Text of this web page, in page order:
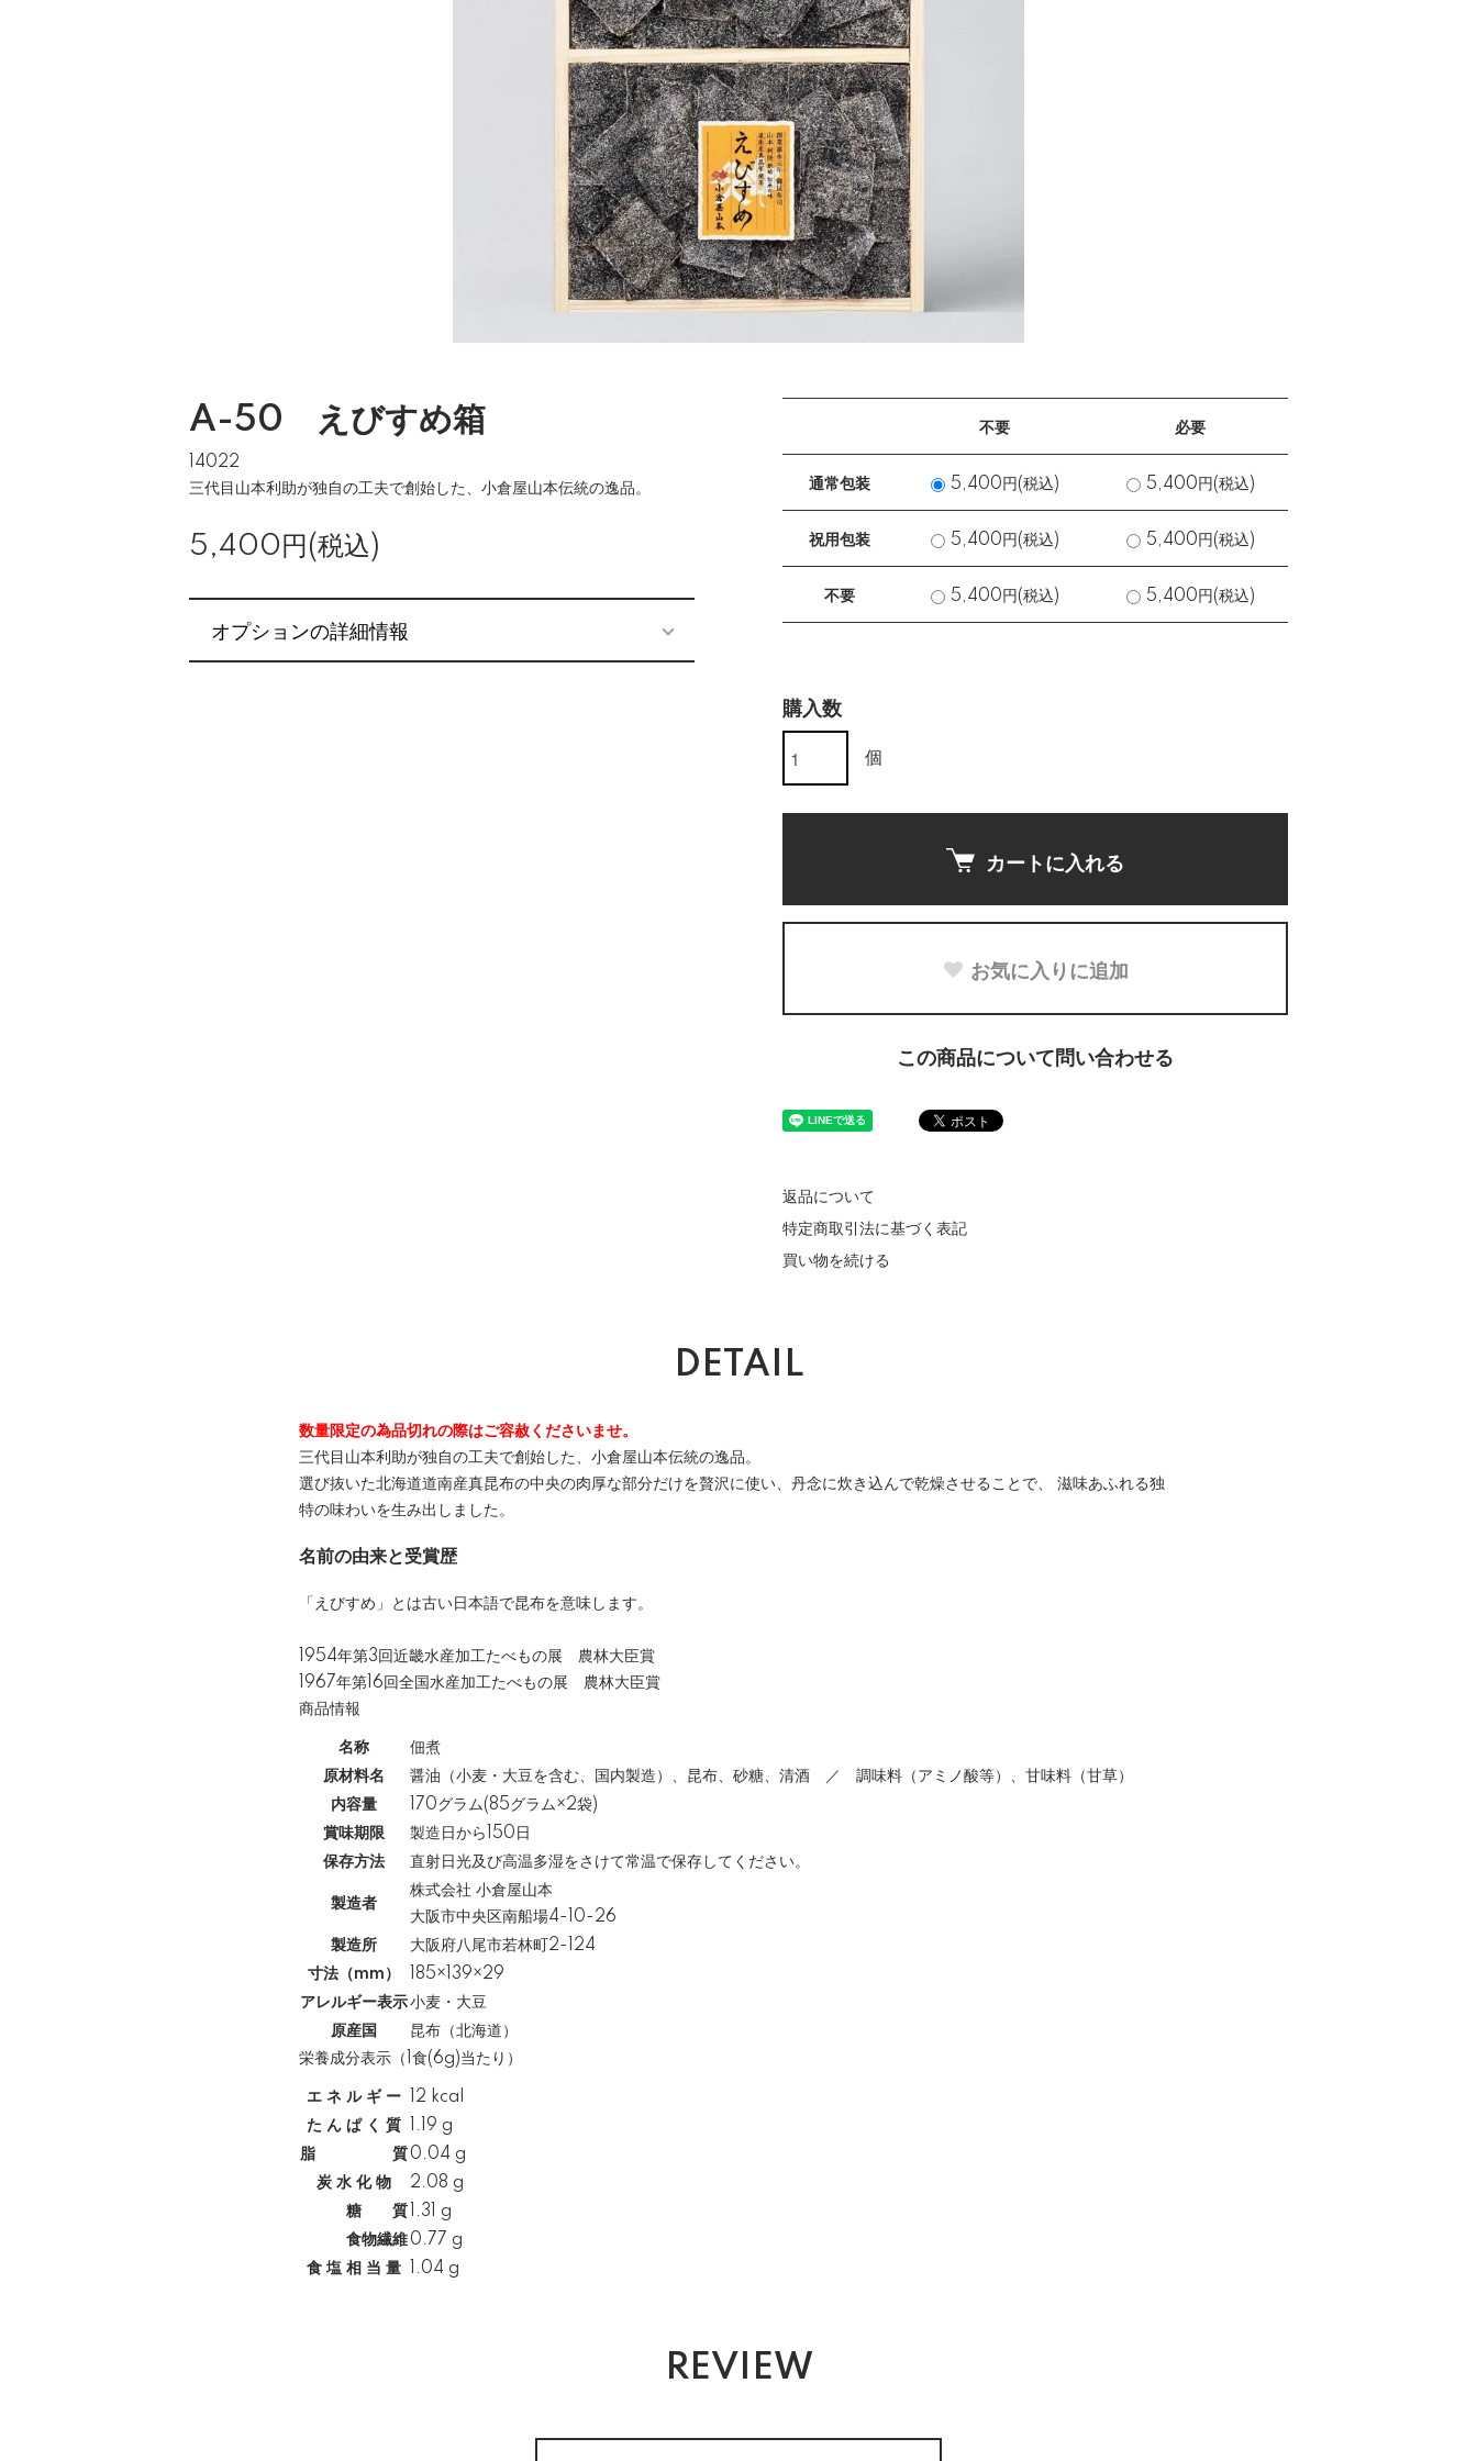
A-50 えびすめ箱
14022
三代目山本利助が独自の工夫で創始した、小倉屋山本伝統の逸品。
5,400円(税込)
オプションの詳細情報
不要 必要
通常包装 5,400円(税込) 5,400円(税込)
祝用包装 5,400円(税込) 5,400円(税込)
不要 5,400円(税込) 5,400円(税込)
購入数
個
カートに入れる
お気に入りに追加
この商品について問い合わせる
返品について
特定商取引法に基づく表記
買い物を続ける
DETAIL
数量限定の為品切れの際はご容赦くださいませ。
三代目山本利助が独自の工夫で創始した、小倉屋山本伝統の逸品。
選び抜いた北海道道南産真昆布の中央の肉厚な部分だけを贅沢に使い、丹念に炊き込んで乾燥させることで、 滋味あふれる独
特の味わいを生み出しました。
名前の由来と受賞歴
「えびすめ」とは古い日本語で昆布を意味します。
1954年第3回近畿水産加工たべもの展 農林大臣賞
1967年第16回全国水産加工たべもの展 農林大臣賞
商品情報
名称
佃煮
原材料名
醤油（小麦・大豆を含む、国内製造）、昆布、砂糖、清酒 ／ 調味料（アミノ酸等）、甘味料（甘草）
内容量
170グラム(85グラム×2袋)
賞味期限
製造日から150日
保存方法
直射日光及び高温多湿をさけて常温で保存してください。
製造者
株式会社 小倉屋山本
大阪市中央区南船場4-10-26
製造所
大阪府八尾市若林町2-124
寸法（mm）
185×139×29
アレルギー表示小麦・大豆
原産国
昆布（北海道）
栄養成分表示（1食(6g)当たり）
エ ネ ル ギ ー
12 kcal
た ん ぱ く 質
1.19 g
脂 質0.04 g
炭 水 化 物
2.08 g
糖 質 1.31 g
食物繊維0.77 g
食 塩 相 当 量
1.04 g
REVIEW